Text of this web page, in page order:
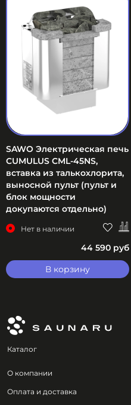
SAWO Электрическая печь
CUMULUS CML-45NS,
вставка из талькохлорита,
выносной пульт (пульт и
блок мощности
докупаются отдельно)
Нет в наличии
44 590 руб
В корзину
Каталог
О компании
Оплата и доставка